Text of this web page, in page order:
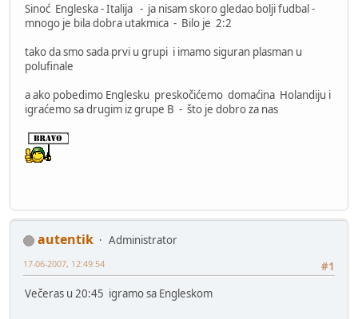
Sinoć Engleska - Italija - ja nisam skoro gledao bolji fudbal -
mnogo je bila dobra utakmica - Bilo je 2:2
tako da smo sada prvi u grupi i imamo siguran plasman u
polufinale
a ako pobedimo Englesku preskočićemo domaćina Holandiju i
igraćemo sa drugim iz grupe B - što je dobro za nas
autentik
Administrator
#1
17-06-2007, 12:49:54
Večeras u 20:45 igramo sa Engleskom